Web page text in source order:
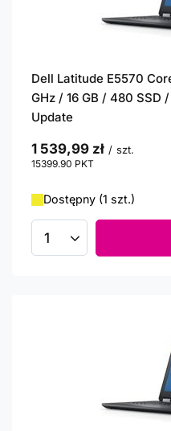
Dell Latitude E5570
GHz / 16 GB / 480 SSD
Update
1 539,99 zł / szt.
15399.90 PKT
Dostępny (1 szt.)
Ilość produktów